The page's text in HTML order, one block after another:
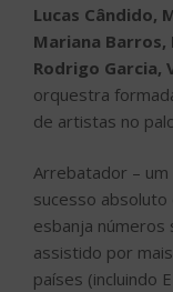
Lucas Cândido,
Mariana Barros,
Rodrigo Garcia,
orquestra
de artistas no
Arrebatador – um
sucesso absoluto
esbanja números
assistido por
países (incluindo